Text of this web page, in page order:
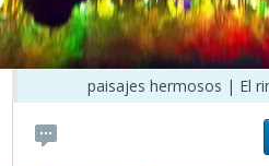
paisajes hermosos | El